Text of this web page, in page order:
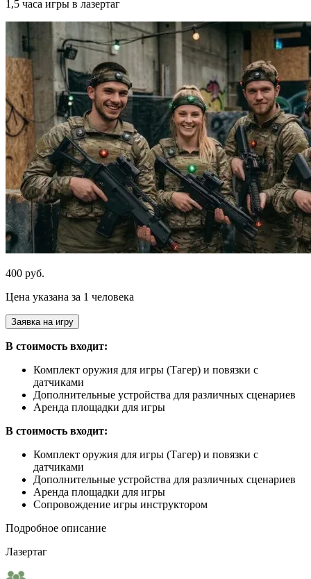
1,5 часа игры в лазертаг
400 руб.
Цена указана за 1 человека
Заявка на игру
В стоимость входит:
Комплект оружия для игры (Тагер) и повязки с
датчиками
Дополнительные устройства для различных сценариев
Аренда площадки для игры
В стоимость входит:
Комплект оружия для игры (Тагер) и повязки с
датчиками
Дополнительные устройства для различных сценариев
Аренда площадки для игры
Сопровождение игры инструктором
Подробное описание
Лазертаг